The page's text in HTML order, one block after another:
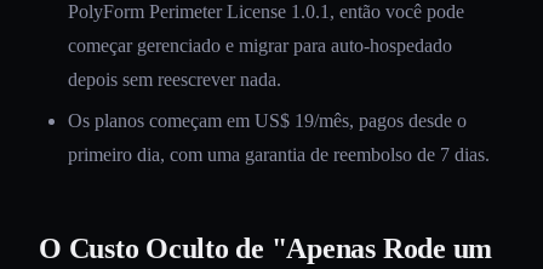
PolyForm Perimeter License 1.0.1, então você pode
começar gerenciado e migrar para auto-hospedado
depois sem reescrever nada.
Os planos começam em US$ 19/mês, pagos desde o
primeiro dia, com uma garantia de reembolso de 7 dias.
O Custo Oculto de "Apenas Rode um